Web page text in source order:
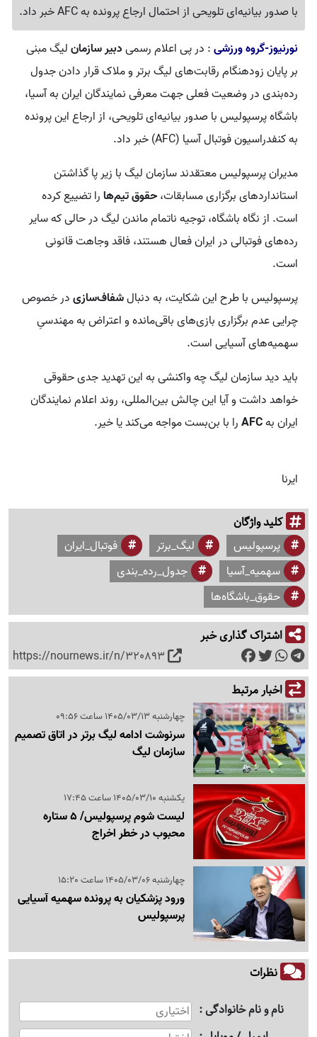
با صدور بیانیه‌ای تلویحی از احتمال ارجاع پرونده به AFC خبر داد.
نورنیوز-گروه ورزشی: در پی اعلام رسمیدبیر سازمانلیگ مبنی
بر پایان زودهنگام رقابت‌های لیگ برتر و ملاک قرار دادن جدول
رده‌بندی در وضعیت فعلی جهت معرفی نمایندگان ایران به آسیا،
باشگاه پرسپولیس با صدور بیانیه‌ای تلویحی، از ارجاع این پرونده
به کنفدراسیون فوتبال آسیا (AFC) خبر داد.
مدیران پرسپولیس معتقدند سازمان لیگ با زیر پا گذاشتن
استانداردهای برگزاری مسابقات،حقوق تیم‌هارا تضییع کرده
است. از نگاه باشگاه، توجیه ناتمام ماندن لیگ در حالی که سایر
رده‌های فوتبالی در ایران فعال هستند، فاقد وجاهت قانونی
است.
پرسپولیس با طرح این شکایت، به دنبالشفاف‌سازیدر خصوص
چرایی عدم برگزاری بازی‌های باقی‌مانده و اعتراض به مهندسیِ
سهمیه‌های آسیایی است.
باید دید سازمان لیگ چه واکنشی به این تهدید جدی حقوقی
خواهد داشت و آیا این چالش بین‌المللی، روند اعلام نمایندگان
ایران به
را با بن‌بست مواجه می‌کند یا خیر.
ایرنا
کلید واژگان
پرسپولیس لیگ_برتر
فوتبال_ایران
سهمیه_آسیا
جدول_رده_بندی
حقوق_باشگاه‌ها
اشتراک گذاری خبر
https://nournews.ir/n/320893
اخبار مرتبط
چهارشنبه 1405/03/13 ساعت 09:56
سرنوشت ادامه لیگ برتر در اتاق تصمیم
سازمان لیگ
یکشنبه 1405/03/10 ساعت 17:45
لیست شوم پرسپولیس/ 5 ستاره
محبوب در خطر اخراج
چهارشنبه 1405/03/06 ساعت 15:20
ورود پزشکیان به پرونده سهمیه آسیایی
پرسپولیس
نظرات
نام و نام خانوادگی